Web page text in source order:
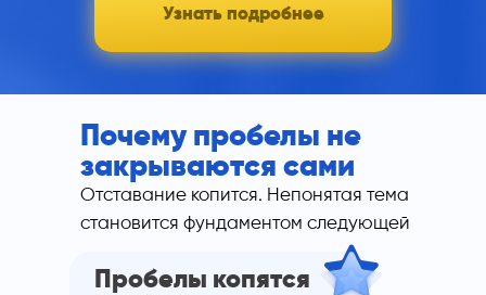
Узнать подробнее
Почему пробелы не
закрываются сами
Пробелы копятся
Отставание копится. Непонятая тема
становится фундаментом следующей